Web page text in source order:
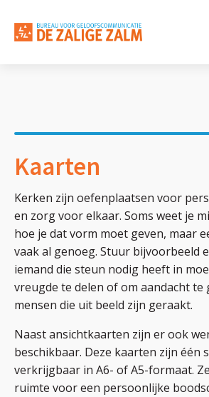
Kaarten
Kerken zijn oefenplaatsen voor
en zorg voor elkaar. Soms weet je
hoe je dat vorm moet geven, maar
vaak al genoeg. Stuur bijvoorbeeld
iemand die steun nodig heeft in
vreugde te delen of om aandacht te
mensen die uit beeld zijn geraakt.
Naast ansichtkaarten zijn er ook
beschikbaar. Deze kaarten zijn één
verkrijgbaar in A6- of A5-formaat.
ruimte voor een persoonlijke